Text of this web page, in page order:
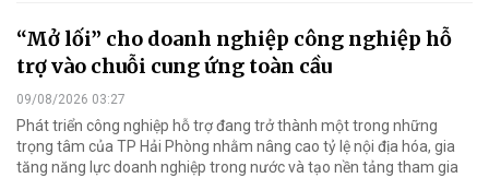
“Mở lối” cho doanh nghiệp công nghiệp hỗ
trợ vào chuỗi cung ứng toàn cầu
09/08/2026 03:27
Phát triển công nghiệp hỗ trợ đang trở thành một trong những
trọng tâm của TP Hải Phòng nhằm nâng cao tỷ lệ nội địa hóa, gia
tăng năng lực doanh nghiệp trong nước và tạo nền tảng tham gia